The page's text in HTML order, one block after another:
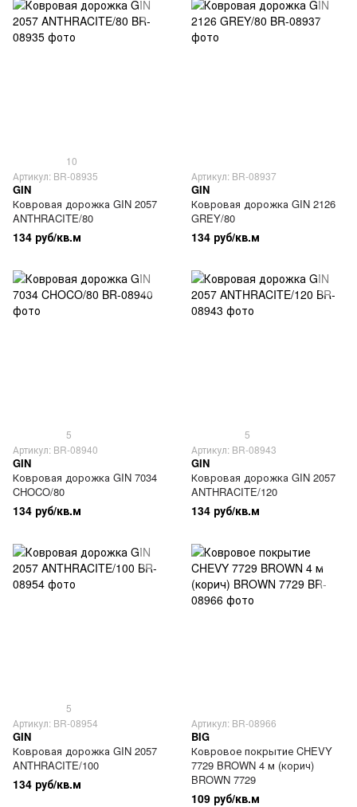
10
Артикул: BR-08935
GIN
Ковровая дорожка GIN 2057
ANTHRACITE/80
134 руб/кв.м
Артикул: BR-08937
GIN
Ковровая дорожка GIN 2126
GREY/80
134 руб/кв.м
5
Артикул: BR-08940
GIN
Ковровая дорожка GIN 7034
CHOCO/80
134 руб/кв.м
5
Артикул: BR-08943
GIN
Ковровая дорожка GIN 2057
ANTHRACITE/120
134 руб/кв.м
5
Артикул: BR-08954
GIN
Ковровая дорожка GIN 2057
ANTHRACITE/100
134 руб/кв.м
Артикул: BR-08966
BIG
Ковровое покрытие CHEVY
7729 BROWN 4 м (корич)
BROWN 7729
109 руб/кв.м